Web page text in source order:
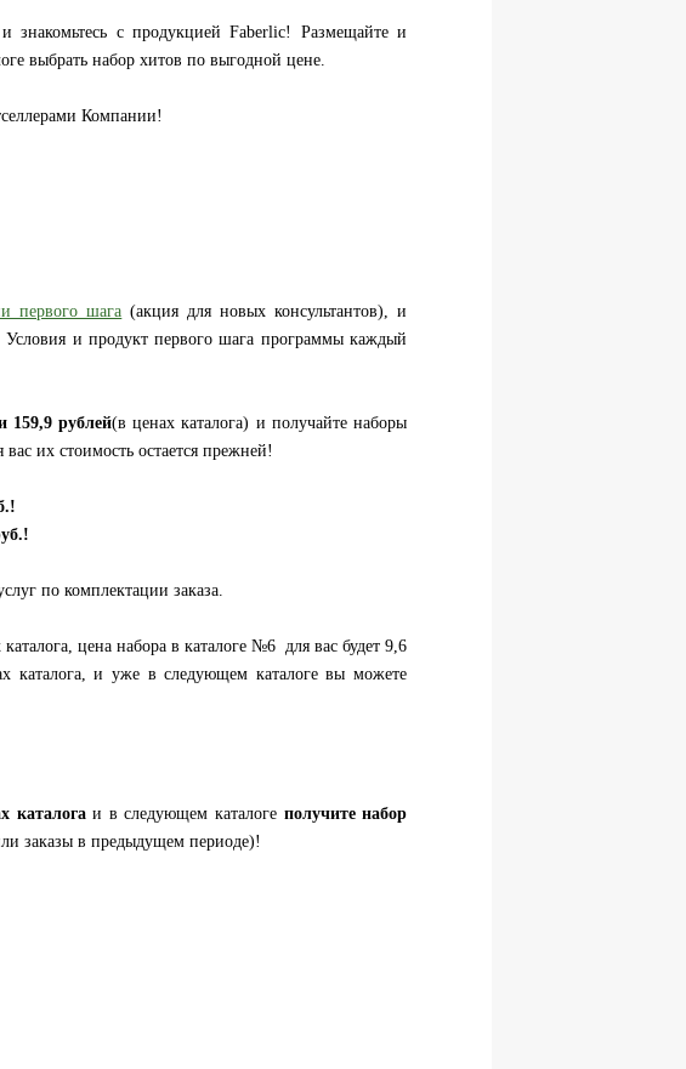
с продукцией Faberlic! Размещайте и
выбрать набор хитов по выгодной цене.
Компании!
первого шага (акция для новых консультантов), и
и продукт первого шага программы каждый
159,9 рублей(в ценах каталога) и получайте наборы
их стоимость остается прежней!
!
!
по комплектации заказа.
цена набора в каталоге №6 для вас будет 9,6
и уже в следующем каталоге вы можете
каталогаи в следующем каталоге получите набор
заказы в предыдущем периоде)!